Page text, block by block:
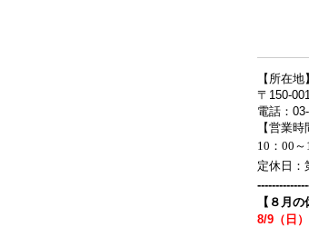
【所在
〒150-
電話：
【営業時
10：00～
定休日
【８月
8/9（日